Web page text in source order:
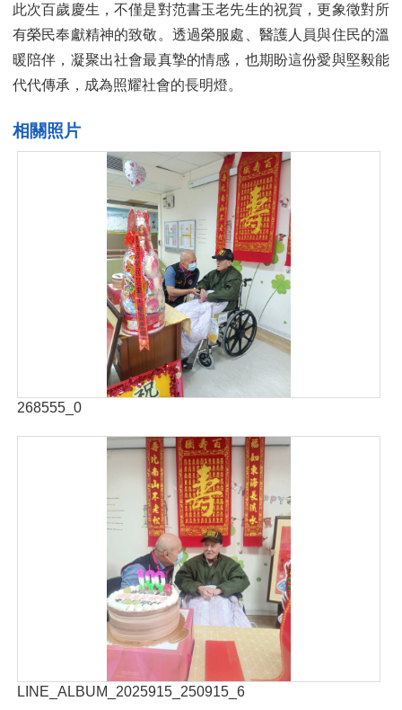
此次百歲慶生，不僅是對范書玉老先生的祝賀，更象徵對所
有榮民奉獻精神的致敬。透過榮服處、醫護人員與住民的溫
暖陪伴，凝聚出社會最真摯的情感，也期盼這份愛與堅毅能
代代傳承，成為照耀社會的長明燈。
相關照片
268555_0
LINE_ALBUM_2025915_250915_6